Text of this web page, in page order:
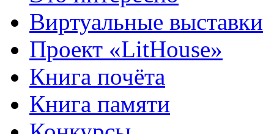
Виртуальные выставки
Проект «LitHouse»
Книга почёта
Книга памяти